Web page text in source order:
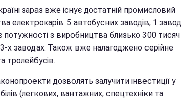
зараз вже існує достатній промисловий
електрокарів: 5 автобусних заводів, 1 завод
потужності з виробництва близько 300 тисяч
х заводах. Також вже налагоджено серійне
тролейбусів.
дозволять залучити інвестиції у
(легкових, вантажних, спецтехніки та